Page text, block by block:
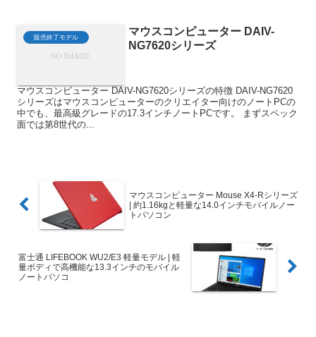
販売終了モデル
マウスコンピューター DAIV-
NG7620シリーズ
マウスコンピューター DAIV-NG7620シリーズの特徴 DAIV-NG7620
シリーズはマウスコンピューターのクリエイター向けのノートPCの
中でも、最高級グレードの17.3インチノートPCです。 まずスペック
面では第8世代の...
マウスコンピューター Mouse X4-Rシリーズ
| 約1.16kgと軽量な14.0インチモバイルノー
トパソコン
富士通 LIFEBOOK WU2/E3 軽量モデル | 軽
量ボディで高機能な13.3インチのモバイル
ノートパソコ